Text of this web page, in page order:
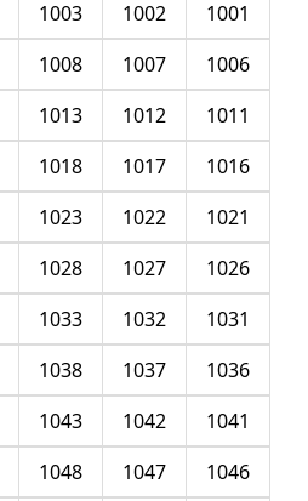
1001
1002
1003
1006
1007
1008
1011
1012
1013
1016
1017
1018
1021
1022
1023
1026
1027
1028
1031
1032
1033
1036
1037
1038
1041
1042
1043
1046
1047
1048